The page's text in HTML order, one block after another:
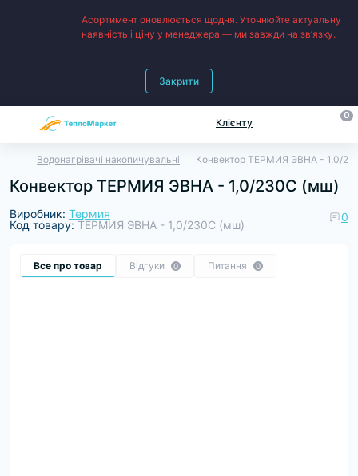
Асортимент оновлюється щодня. Уточнюйте актуальну
наявність і ціну у менеджера — ми завжди на зв’язку.
Закрити
Клієнту
0
Водонагрівачі накопичувальні Конвектор ТЕРМИЯ ЭВНА - 1,0/
Конвектор ТЕРМИЯ ЭВНА - 1,0/230С (мш)
Виробник: Термия
Код товару: ТЕРМИЯ ЭВНА - 1,0/230С (мш)
0
Все про товар Відгуки 0 Питання 0